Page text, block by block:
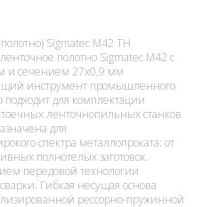
Sigmatec M42 TH
полотно Sigmatec M42 с
и сечением 27x0,9 мм
инструмент промышленного
для комплектации
ленточнопильных станков
для
спектра металлопроката: от
полнотелых заготовок.
передовой технологии
Гибкая несущая основа
рессорно-пружинной